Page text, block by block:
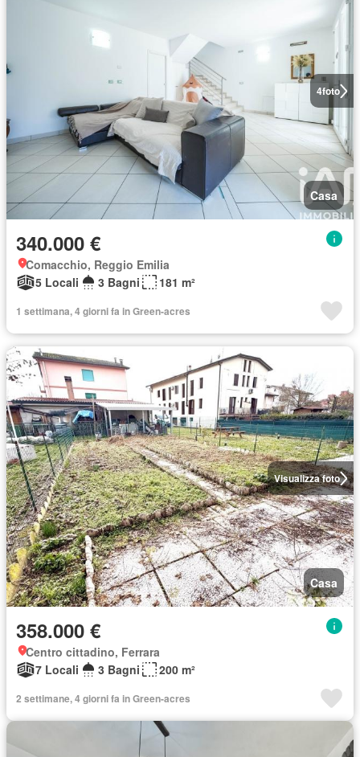
4foto
Casa
340.000 €
Comacchio, Reggio Emilia
5 Locali
3 Bagni 181 m²
1 settimana, 4 giorni fa in Green-acres
Visualizza foto
Casa
358.000 €
Centro cittadino, Ferrara
7 Locali
3 Bagni 200 m²
2 settimane, 4 giorni fa in Green-acres